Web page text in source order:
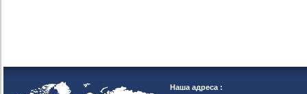
Наша адреса :